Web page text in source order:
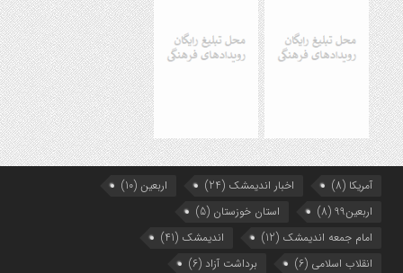
آمریکا (8) اخبار اندیمشک (24) اربعین (10)
اربعین99
(8) استان خوزستان (5)
امام جمعه اندیمشک (12) اندیمشک (41)
انقلاب اسلامی (6) برداشت آزاد (6)